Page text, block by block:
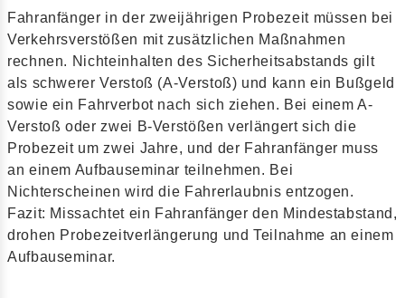
Fahranfänger in der zweijährigen Probezeit müssen bei
Verkehrsverstößen mit zusätzlichen Maßnahmen
rechnen. Nichteinhalten des Sicherheitsabstands gilt
als schwerer Verstoß (A-Verstoß) und kann ein Bußgeld
sowie ein Fahrverbot nach sich ziehen. Bei einem A-
Verstoß oder zwei B-Verstößen verlängert sich die
Probezeit um zwei Jahre, und der Fahranfänger muss
an einem Aufbauseminar teilnehmen. Bei
Nichterscheinen wird die Fahrerlaubnis entzogen.
Fazit: Missachtet ein Fahranfänger den Mindestabstand,
drohen Probezeitverlängerung und Teilnahme an einem
Aufbauseminar.